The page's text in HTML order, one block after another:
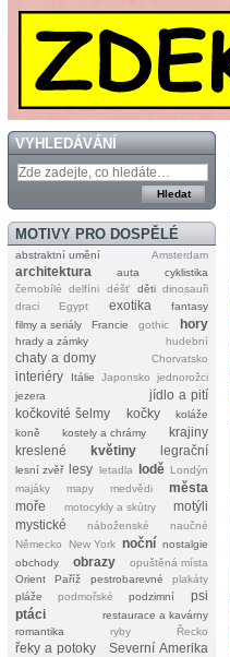
VYHLEDÁVÁNÍ
MOTIVY PRO DOSPĚLÉ
abstraktní umění Amsterdam
architektura auta
cyklistika
černobílé
delfíni déšť děti dinosauři
draci
Egypt exotika
fantasy
filmy a seriály
Francie gothic hory
hrady a zámky hudební
chaty a domy Chorvatsko
interiéry Itálie Japonsko
jednorožci
jezera
jídlo a pití
kočkovité šelmy
kočky
koláže
koně
kostely a chrámy
krajiny
kreslené
květiny legrační
lesní zvěř lesy letadla lodě Londýn
majáky
mapy medvědi
města
moře
motocykly a skútry
motýli
mystické
náboženské
naučné
Německo
New York noční nostalgie
obchody
obrazy
opuštěná místa
Orient
Paříž pestrobarevné
plakáty
pláže
podmořské podzimní
psi
ptáci
restaurace a kavárny
romantika
ryby Řecko
řeky a potoky Severní Amerika